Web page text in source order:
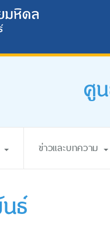
ศู
ข่าวและบทความ
ธ์